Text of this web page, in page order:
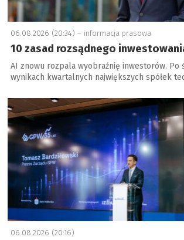
06.08.2026 (20:34) – informacja prasowa
10 zasad rozsądnego
AI znowu rozpala wyobraźnię inwestorów. Po
wynikach kwartalnych największych spółek
a
06.08.2026 (20:16)